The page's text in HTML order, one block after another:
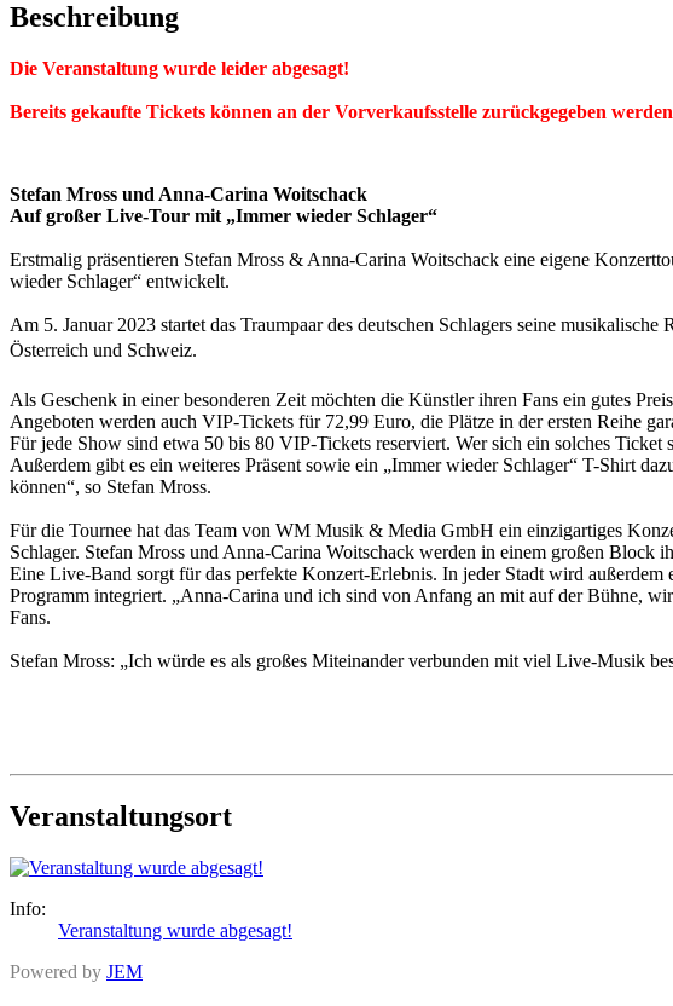
Beschreibung
Die Veranstaltung wurde leider abgesagt!
Bereits gekaufte Tickets können an der Vorverkaufsstelle zurückgegeben
Stefan Mross und Anna-Carina Woitschack
Auf großer Live-Tour mit „Immer wieder Schlager“
Erstmalig präsentieren Stefan Mross & Anna-Carina Woitschack eine eigene
wieder Schlager“ entwickelt.
Am 5. Januar 2023 startet das Traumpaar des deutschen Schlagers seine
Österreich und Schweiz.
Als Geschenk in einer besonderen Zeit möchten die Künstler ihren Fans ein gutes
Angeboten werden auch VIP-Tickets für 72,99 Euro, die Plätze in der ersten Reihe
Für jede Show sind etwa 50 bis 80 VIP-Tickets reserviert. Wer sich ein solches
Außerdem gibt es ein weiteres Präsent sowie ein „Immer wieder Schlager“ T-Shirt
können“, so Stefan Mross.
Für die Tournee hat das Team von WM Musik & Media GmbH ein einzigartiges
Schlager. Stefan Mross und Anna-Carina Woitschack werden in einem großen Block
Eine Live-Band sorgt für das perfekte Konzert-Erlebnis. In jeder Stadt wird
Programm integriert. „Anna-Carina und ich sind von Anfang an mit auf der Bühne,
Fans.
Stefan Mross: „Ich würde es als großes Miteinander verbunden mit viel Live-Musik
Veranstaltungsort
Info:
Veranstaltung wurde abgesagt!
Powered by JEM